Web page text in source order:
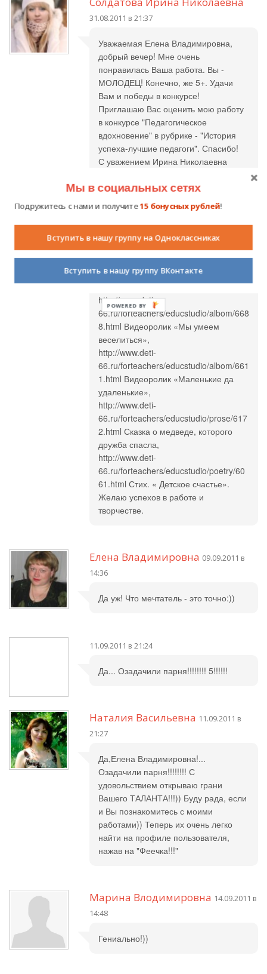
31.08.2011 в 21:37
Уважаемая Елена Владимировна,
добрый вечер! Мне очень
понравилась Ваша работа. Вы -
МОЛОДЕЦ! Конечно, же 5+. Удачи
Вам и победы в конкурсе!
Приглашаю Вас оценить мою работу
в конкурсе "Педагогическое
вдохновение" в рубрике - "История
успеха-лучшие педагоги". Спасибо!
С уважением Ирина Николаевна
Иванова Ольга06.09.2011 в 22:57
Отличное состояние души!
Мечтатель!!!!!!! Фотка замечательная.
Ставлю вам 5 баллов.
Приглашаю посмотреть и оценить
мои работы:
http://www.deti-
66.ru/forteachers/educstudio/albom/668
8.html Видеоролик «Мы умеем
веселиться»,
http://www.deti-
66.ru/forteachers/educstudio/albom/661
1.html Видеоролик «Маленькие да
удаленькие»,
http://www.deti-
66.ru/forteachers/educstudio/prose/617
2.html Сказка о медведе, которого
дружба спасла,
http://www.deti-
66.ru/forteachers/educstudio/poetry/60
61.html Стих. « Детское счастье».
Желаю успехов в работе и
творчестве.
Елена Владимировна 09.09.2011 в
14:36
Да уж! Что мечтатель - это точно:))
11.09.2011 в 21:24
Да... Озадачили парня!!!!!!!! 5!!!!!!
Наталия Васильевна 11.09.2011 в
21:27
Да,Елена Владимировна!...
Озадачили парня!!!!!!!! С
удовольствием открываю грани
Вашего ТАЛАНТА!!!)) Буду рада, если
и Вы познакомитесь с моими
работами)) Теперь их очень легко
найти на профиле пользователя,
нажав на "Феечка!!!"
Марина Влодимировна 14.09.2011 в
14:48
Гениально!))
Мы в социальных сетях
Подружитесь с нами и получите15 бонусных рублей!
Вступить в нашу группу на Одноклассниках
Вступить в нашу группу ВКонтакте
POWERED BY